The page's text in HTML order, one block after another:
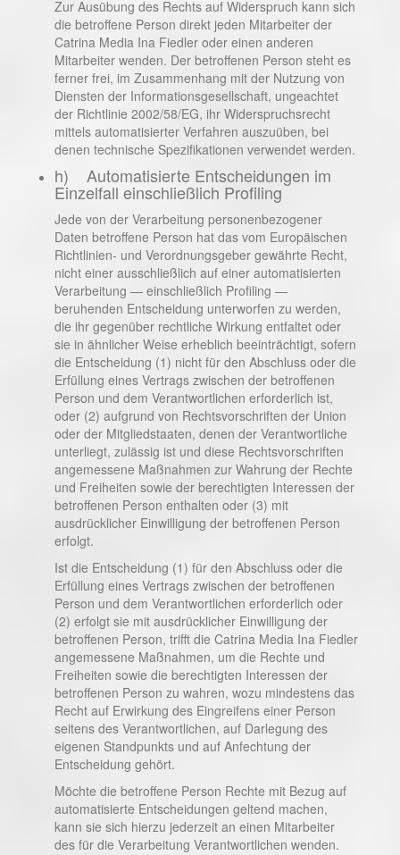
Zur Ausübung des Rechts auf Widerspruch kann sich
die betroffene Person direkt jeden Mitarbeiter der
Catrina Media Ina Fiedler oder einen anderen
Mitarbeiter wenden. Der betroffenen Person steht es
ferner frei, im Zusammenhang mit der Nutzung von
Diensten der Informationsgesellschaft, ungeachtet
der Richtlinie 2002/58/EG, ihr Widerspruchsrecht
mittels automatisierter Verfahren auszuüben, bei
denen technische Spezifikationen verwendet werden.
h) Automatisierte Entscheidungen im
Einzelfall einschließlich Profiling
Jede von der Verarbeitung personenbezogener
Daten betroffene Person hat das vom Europäischen
Richtlinien- und Verordnungsgeber gewährte Recht,
nicht einer ausschließlich auf einer automatisierten
Verarbeitung — einschließlich Profiling —
beruhenden Entscheidung unterworfen zu werden,
die ihr gegenüber rechtliche Wirkung entfaltet oder
sie in ähnlicher Weise erheblich beeinträchtigt, sofern
die Entscheidung (1) nicht für den Abschluss oder die
Erfüllung eines Vertrags zwischen der betroffenen
Person und dem Verantwortlichen erforderlich ist,
oder (2) aufgrund von Rechtsvorschriften der Union
oder der Mitgliedstaaten, denen der Verantwortliche
unterliegt, zulässig ist und diese Rechtsvorschriften
angemessene Maßnahmen zur Wahrung der Rechte
und Freiheiten sowie der berechtigten Interessen der
betroffenen Person enthalten oder (3) mit
ausdrücklicher Einwilligung der betroffenen Person
erfolgt.
Ist die Entscheidung (1) für den Abschluss oder die
Erfüllung eines Vertrags zwischen der betroffenen
Person und dem Verantwortlichen erforderlich oder
(2) erfolgt sie mit ausdrücklicher Einwilligung der
betroffenen Person, trifft die Catrina Media Ina Fiedler
angemessene Maßnahmen, um die Rechte und
Freiheiten sowie die berechtigten Interessen der
betroffenen Person zu wahren, wozu mindestens das
Recht auf Erwirkung des Eingreifens einer Person
seitens des Verantwortlichen, auf Darlegung des
eigenen Standpunkts und auf Anfechtung der
Entscheidung gehört.
Möchte die betroffene Person Rechte mit Bezug auf
automatisierte Entscheidungen geltend machen,
kann sie sich hierzu jederzeit an einen Mitarbeiter
des für die Verarbeitung Verantwortlichen wenden.